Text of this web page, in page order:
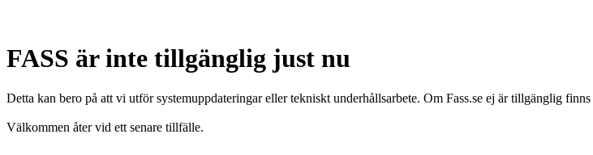
FASS är inte tillgänglig just nu
Detta kan bero på att vi utför systemuppdateringar eller tekniskt underhållsarbete. Om Fass.se ej är tillgänglig
Välkommen åter vid ett senare tillfälle.